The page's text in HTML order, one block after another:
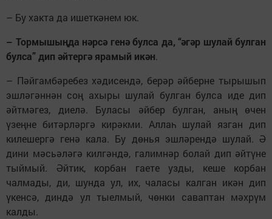
– Бу хакта да ишеткәнем юк.
– Тормышыңда нәрсә генә булса да, “әгәр шулай булган
булса” дип әйтергә ярамый икән.
– Пәйгамбәребез хәдисендә, берәр әйберне тырышып
эшләгәннән соң ахыры шулай булган булса иде дип
әйтмәгез, диелә. Буласы әйбер булган, аның өчен
үзеңне битәрләргә кирәкми. Аллаһ шулай язган дип
килешергә генә кала. Бу дөнья эшләрендә шулай. Ә
дини мәсьәләгә килгәндә, галимнәр болай дип әйтүне
тыймый. Әйтик, корбан гаете узды, кеше корбан
чалмады, ди, шунда ул, их, чаласы калган икән дип
үкенсә, диндә ул тыелмый, чөнки саваптан мәхрүм
калды.